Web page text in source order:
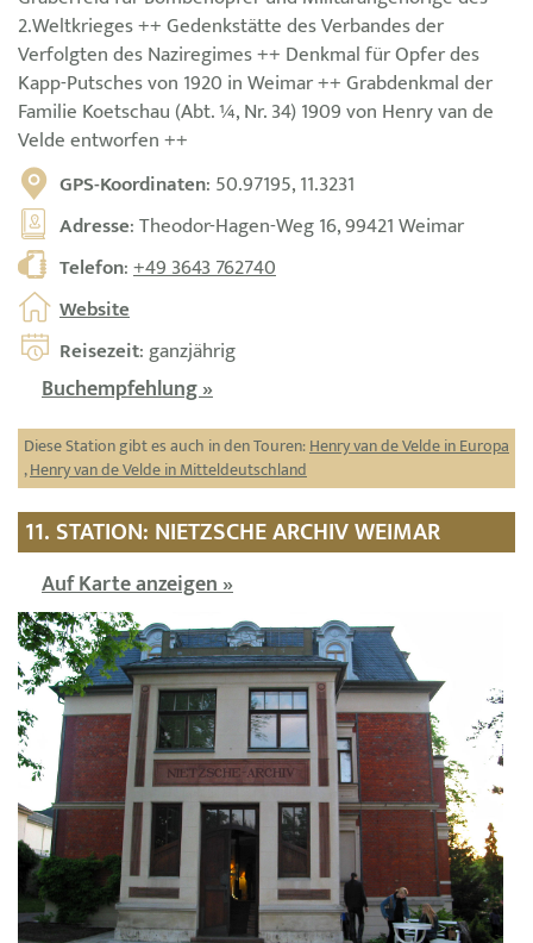
2.Weltkrieges ++ Gedenkstätte des Verbandes der
Verfolgten des Naziregimes ++ Denkmal für Opfer des
Kapp-Putsches von 1920 in Weimar ++ Grabdenkmal der
Familie Koetschau (Abt. ¼, Nr. 34) 1909 von Henry van de
Velde entworfen ++
GPS-Koordinaten: 50.97195, 11.3231
Adresse: Theodor-Hagen-Weg 16, 99421 Weimar
Telefon:+49 3643 762740
Website
Reisezeit: ganzjährig
Buchempfehlung »
Diese Station gibt es auch in den Touren:Henry van de Velde in Europa
,Henry van de Velde in Mitteldeutschland
11. STATION: NIETZSCHE ARCHIV WEIMAR
Auf Karte anzeigen »